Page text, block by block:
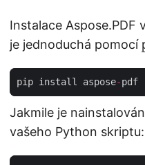
Instalace Aspose.PDF
je jednoduchá pomocí
pip install aspose-
Jakmile je
vašeho Python skriptu: